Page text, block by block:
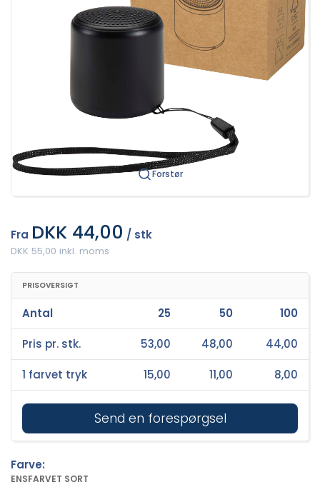
Forstør
Fra DKK 44,00 / stk
DKK 55,00 inkl. moms
PRISOVERSIGT
Send en forespørgsel
Antal 25 50 100
Pris pr. stk. 53,00 48,00 44,00
1 farvet tryk 15,00 11,00 8,00
Farve:
ENSFARVET SORT